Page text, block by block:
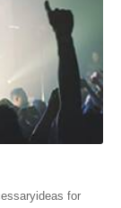
for